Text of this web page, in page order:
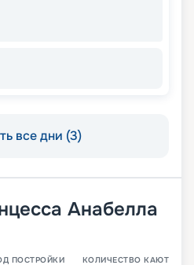
все дни (3)
Анабелла
ПОСТРОЙКИ КОЛИЧЕСТВО КАЮТ